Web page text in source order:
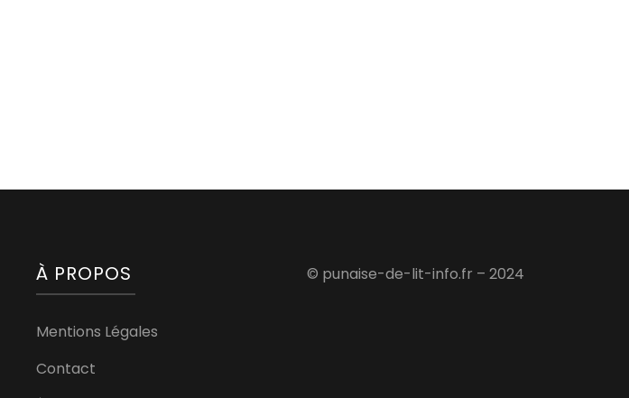
À PROPOS
Mentions Légales
Contact
© punaise-de-lit-info.fr – 2024